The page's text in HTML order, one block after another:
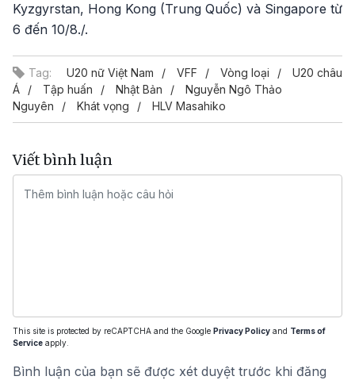
Kyzgyrstan, Hong Kong (Trung Quốc) và Singapore từ
6 đến 10/8./.
Tag: U20 nữ Việt Nam VFF Vòng loại
U20 châu
Á
Tập huấn Nhật Bản
Nguyễn Ngô Thảo
Nguyên
Khát vọng HLV Masahiko
Viết bình luận
This site is protected by reCAPTCHA and the Google Privacy Policy and Terms of
Service apply.
Bình luận của bạn sẽ được xét duyệt trước khi đăng